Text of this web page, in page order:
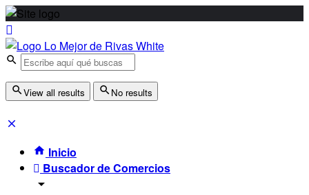
View all results No results
Inicio
Buscador de Comercios